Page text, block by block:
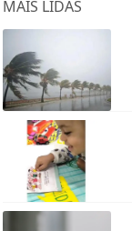
MAIS LIDAS